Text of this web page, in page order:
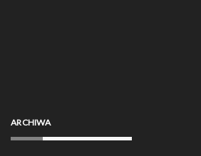
ARCHIWA